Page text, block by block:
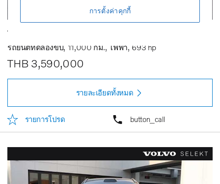
Volvo EX90 Ultra Twin Performance 7 seats
รถยนต์ทดลองขับ 11,000 กม. ไฟฟ้า 693 hp
THB 3,590,000
รายละเอียดทั้งหมด
รายการโปรด button_call
การตั้งค่าคุกกี้